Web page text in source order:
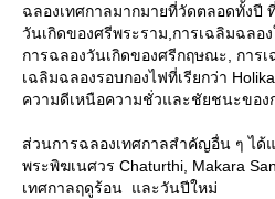
ฉลองเทศกาลมากมายที่วัดตลอดทั้งปี
วันเกิดของศรีพระราม,การเฉลิมฉลอ
การฉลองวันเกิดของศรีกฤษณะ, การ
เฉลิมฉลองรอบกองไฟที่เรียกว่า
ความดีเหนือความชั่วและชัยชนะของ
ส่วนการฉลองเทศกาลสำคัญอื่น ๆ ไ
พระพิฆเนศวร Chaturthi, Makara
เทศกาลฤดูร้อน และวันปีใหม่